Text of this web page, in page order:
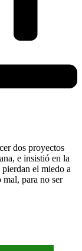
dos proyectos
e insistió en la
el miedo a
mal, para no ser